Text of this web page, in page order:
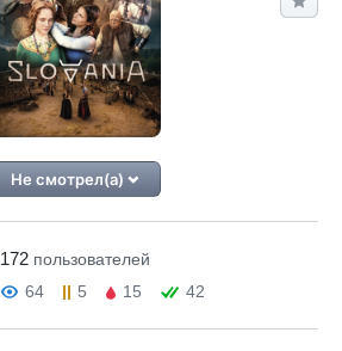
Не смотрел(а)
172 пользователей
64 5 15 42